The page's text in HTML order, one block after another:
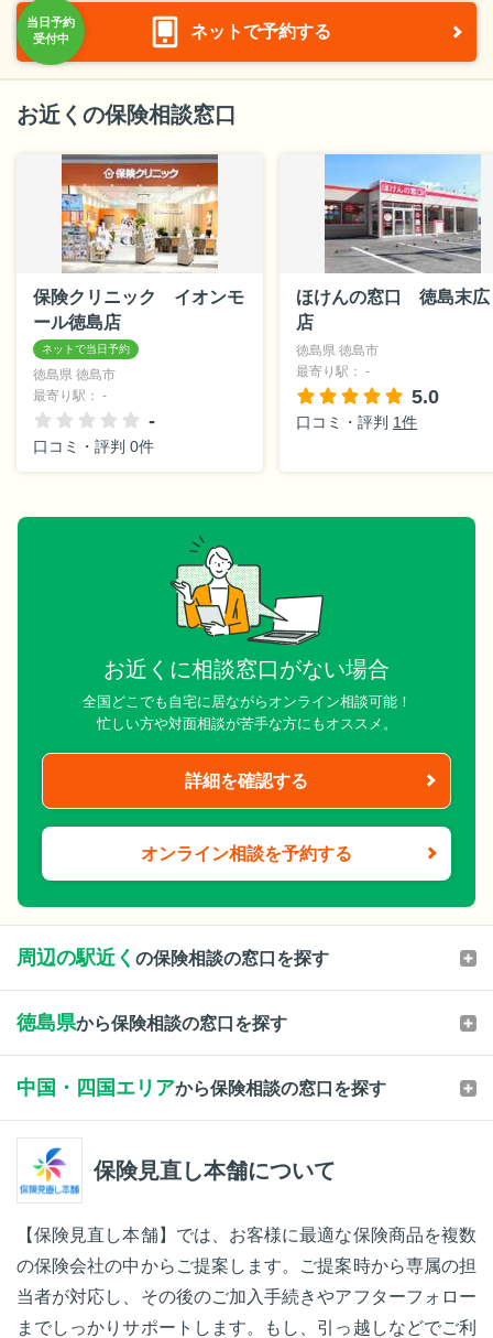
ネットで予約する
お近くの保険相談窓口
保険クリニック イオンモ
ール徳島店
徳島県 徳島市
最寄り駅： -
-
口コミ・評判 0件
ほけんの窓口 徳島末広
店
徳島県 徳島市
最寄り駅： -
5.0
口コミ・評判 1件
お近くに相談窓口がない場合
全国どこでも自宅に居ながらオンライン相談可能！
忙しい方や対面相談が苦手な方にもオススメ。
詳細を確認する
オンライン相談を予約する
周辺の駅近く の保険相談の窓口を探す
徳島県から保険相談の窓口を探す
中国・四国エリアから保険相談の窓口を探す
保険見直し本舗について
【保険見直し本舗】では、お客様に最適な保険商品を複数
の保険会社の中からご提案します。ご提案時から専属の担
当者が対応し、その後のご加入手続きやアフターフォロー
までしっかりサポートします。もし、引っ越しなどでご利